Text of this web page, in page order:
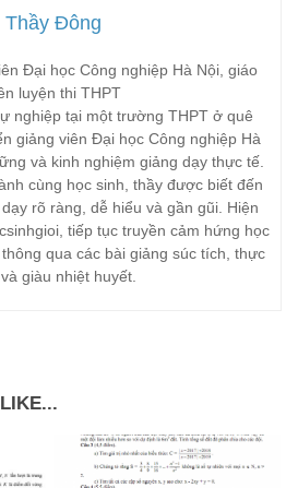
Thầy Đông
Đại học Công nghiệp Hà Nội, giáo
luyện thi THPT
nghiệp tại một trường THPT ở quê
giảng viên Đại học Công nghiệp Hà
và kinh nghiệm giảng dạy thực tế.
cùng học sinh, thầy được biết đến
rõ ràng, dễ hiểu và gần gũi. Hiện
tiếp tục truyền cảm hứng học
qua các bài giảng súc tích, thực
giàu nhiệt huyết.